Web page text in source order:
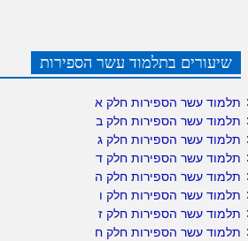
שיעורים בתלמוד עשר הספירות
תלמוד עשר הספירות חלק א
תלמוד עשר הספירות חלק ב
תלמוד עשר הספירות חלק ג
תלמוד עשר הספירות חלק ד
תלמוד עשר הספירות חלק ה
תלמוד עשר הספירות חלק ו
תלמוד עשר הספירות חלק ז
תלמוד עשר הספירות חלק ח